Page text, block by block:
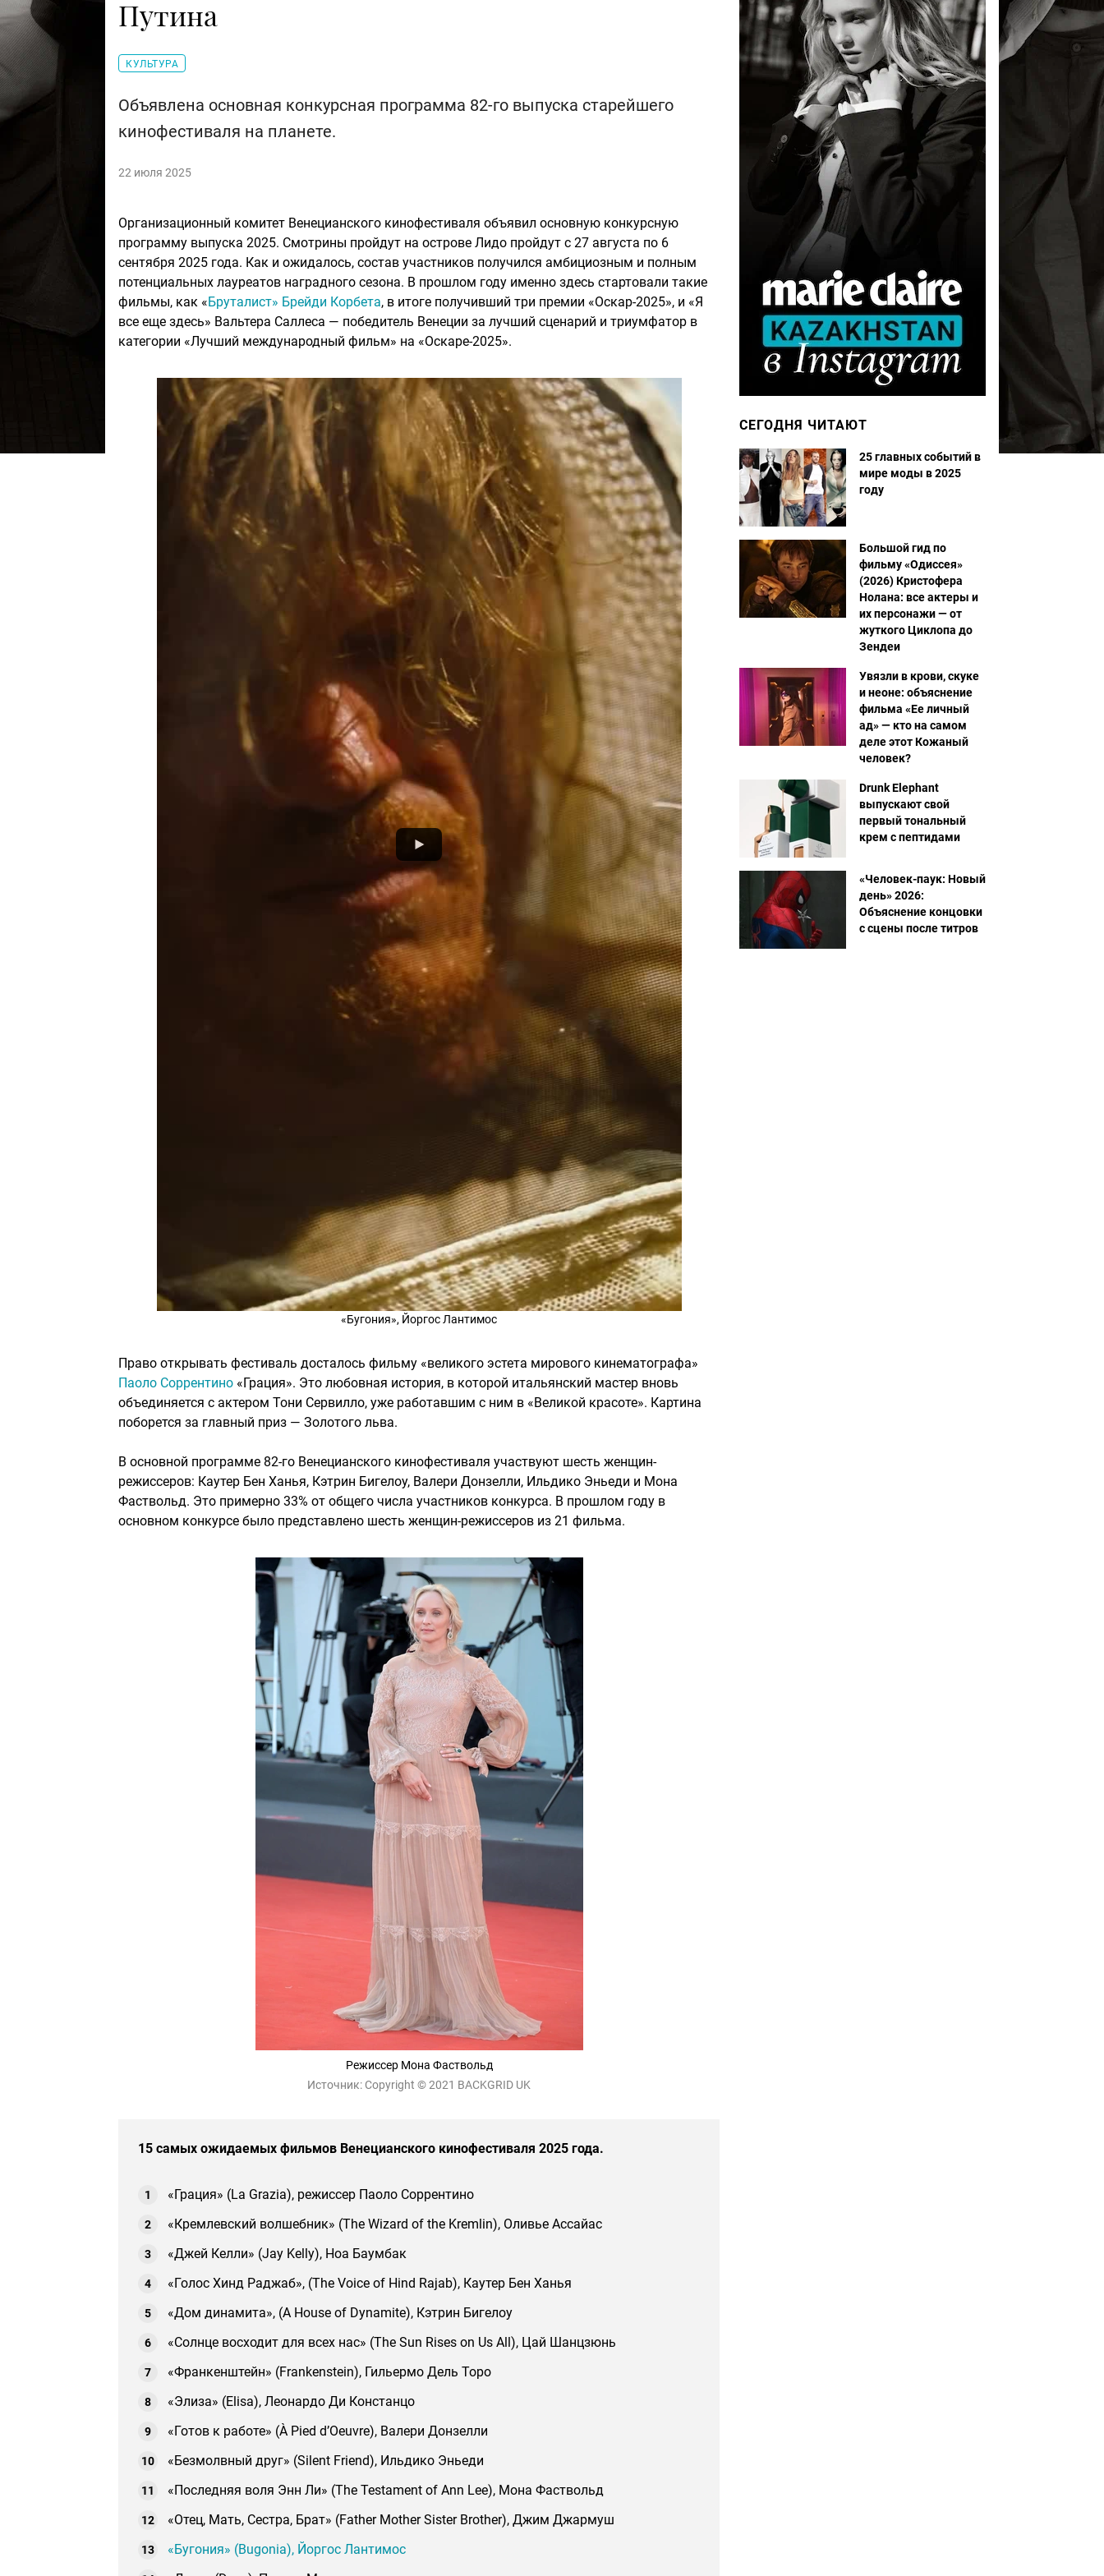
Путина
КУЛЬТУРА
Объявлена основная конкурсная программа 82-го выпуска старейшего
кинофестиваля на планете.
22 июля 2025
Организационный комитет Венецианского кинофестиваля объявил основную конкурсную
программу выпуска 2025. Смотрины пройдут на острове Лидо пройдут с 27 августа по 6
сентября 2025 года. Как и ожидалось, состав участников получился амбициозным и полным
потенциальных лауреатов наградного сезона. В прошлом году именно здесь стартовали такие
фильмы, как «Бруталист» Брейди Корбета, в итоге получивший три премии «Оскар-2025», и «Я
все еще здесь» Вальтера Саллеса — победитель Венеции за лучший сценарий и триумфатор в
категории «Лучший международный фильм» на «Оскаре-2025».
«Бугония», Йоргос Лантимос
Право открывать фестиваль досталось фильму «великого эстета мирового кинематографа»
Паоло Соррентино «Грация». Это любовная история, в которой итальянский мастер вновь
объединяется с актером Тони Сервилло, уже работавшим с ним в «Великой красоте». Картина
поборется за главный приз — Золотого льва.
В основной программе 82-го Венецианского кинофестиваля участвуют шесть женщин-
режиссеров: Каутер Бен Ханья, Кэтрин Бигелоу, Валери Донзелли, Ильдико Эньеди и Мона
Фаствольд. Это примерно 33% от общего числа участников конкурса. В прошлом году в
основном конкурсе было представлено шесть женщин-режиссеров из 21 фильма.
Режиссер Мона Фаствольд
Источник: Copyright © 2021 BACKGRID UK
15 самых ожидаемых фильмов Венецианского кинофестиваля 2025 года.
«Грация» (La Grazia), режиссер Паоло Соррентино
«Кремлевский волшебник» (The Wizard of the Kremlin), Оливье Ассайас
«Джей Келли» (Jay Kelly), Ноа Баумбак
«Голос Хинд Раджаб», (The Voice of Hind Rajab), Каутер Бен Ханья
«Дом динамита», (A House of Dynamite), Кэтрин Бигелоу
«Солнце восходит для всех нас» (The Sun Rises on Us All), Цай Шанцзюнь
«Франкенштейн» (Frankenstein), Гильермо Дель Торо
«Элиза» (Elisa), Леонардо Ди Констанцо
«Готов к работе» (À Pied d’Oeuvre), Валери Донзелли
«Безмолвный друг» (Silent Friend), Ильдико Эньеди
«Последняя воля Энн Ли» (The Testament of Ann Lee), Мона Фаствольд
«Отец, Мать, Сестра, Брат» (Father Mother Sister Brother), Джим Джармуш
«Бугония» (Bugonia), Йоргос Лантимос
СЕГОДНЯ ЧИТАЮТ
25 главных событий в
мире моды в 2025
году
Большой гид по
фильму «Одиссея»
(2026) Кристофера
Нолана: все актеры и
их персонажи — от
жуткого Циклопа до
Зендеи
Увязли в крови, скуке
и неоне: объяснение
фильма «Ее личный
ад» — кто на самом
деле этот Кожаный
человек?
Drunk Elephant
выпускают свой
первый тональный
крем с пептидами
«Человек-паук: Новый
день» 2026:
Объяснение концовки
с сцены после титров